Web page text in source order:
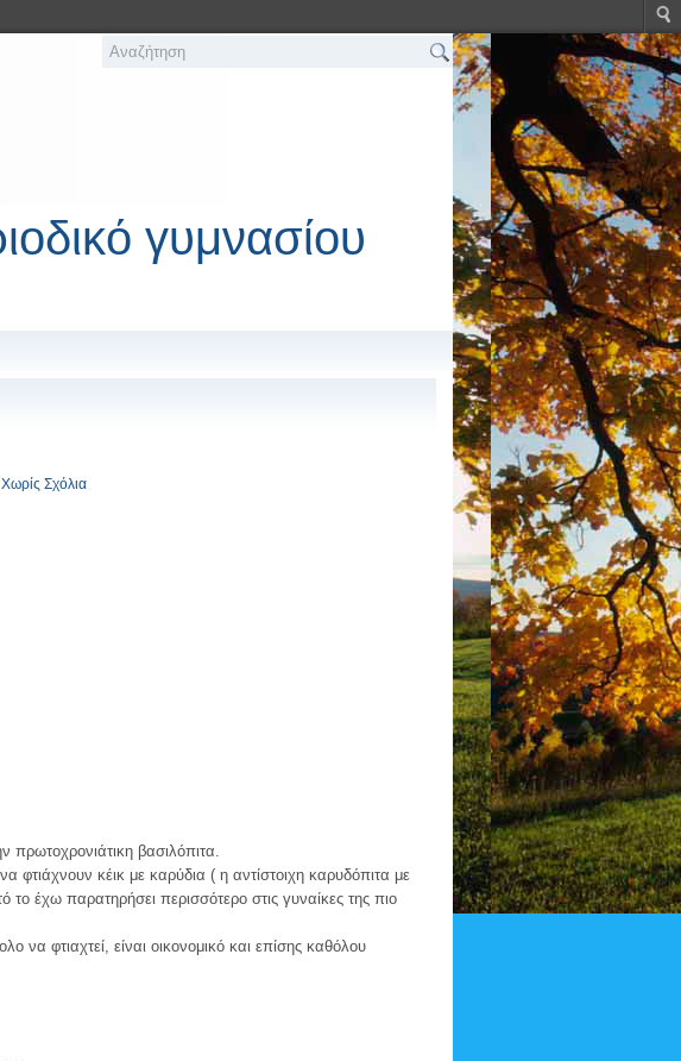
γυμνασίου
Χωρίς Σχόλια
βασιλόπιτα.
φτιάχνουν κέικ με καρύδια ( η αντίστοιχη καρυδόπιτα με
το έχω παρατηρήσει περισσότερο στις γυναίκες της πιο
να φτιαχτεί, είναι οικονομικό και επίσης καθόλου